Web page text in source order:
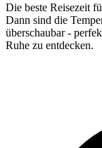
Die beste Reisezeit
Dann sind die
überschaubar -
Ruhe zu entdecken.